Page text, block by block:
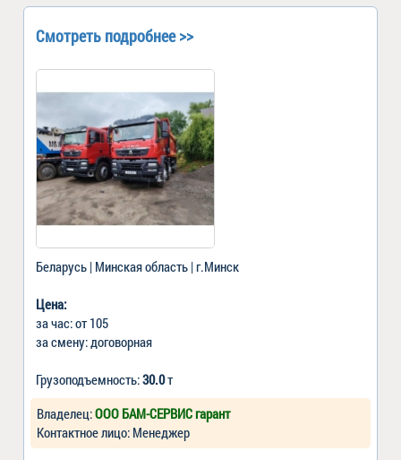
Смотреть подробнее >>
Беларусь | Минская область | г.Минск
Цена:
за час: от 105
за смену: договорная
Грузоподъемность:30.0т
Владелец:ООО БАМ-СЕРВИС гарант
Контактное лицо: Менеджер